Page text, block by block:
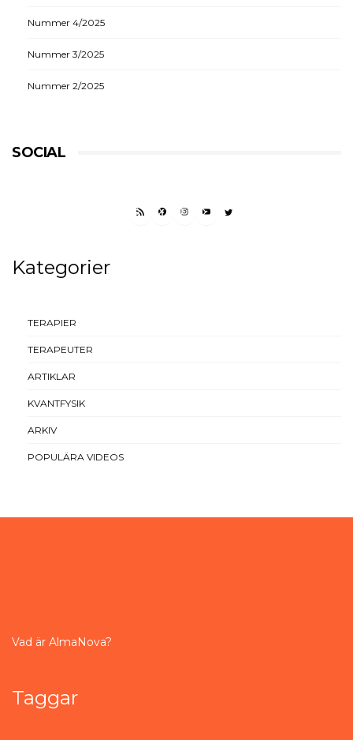
Nummer 4/2025
Nummer 3/2025
Nummer 2/2025
SOCIAL
RSS FEEDFACEBOOK
INSTAGRAM
YOUTUBETWITTER
Kategorier
TERAPIER
TERAPEUTER
ARTIKLAR
KVANTFYSIK
ARKIV
POPULÄRA VIDEOS
Vad är AlmaNova?
Taggar